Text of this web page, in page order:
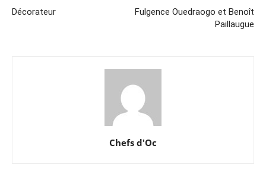
Décorateur
Fulgence Ouedraogo et Benoît
Paillaugue
Chefs d'Oc